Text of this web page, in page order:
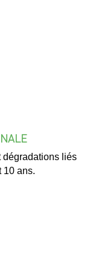
dégradations liés
10 ans.